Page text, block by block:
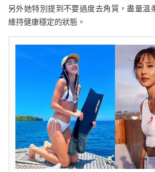
另外她特別提到不要過度去角質，盡量溫
維持健康穩定的狀態。